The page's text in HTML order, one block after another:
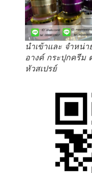
นำเข้าและ จำหน่
อางค์ กระปุกครีม
หัวสเปรย์